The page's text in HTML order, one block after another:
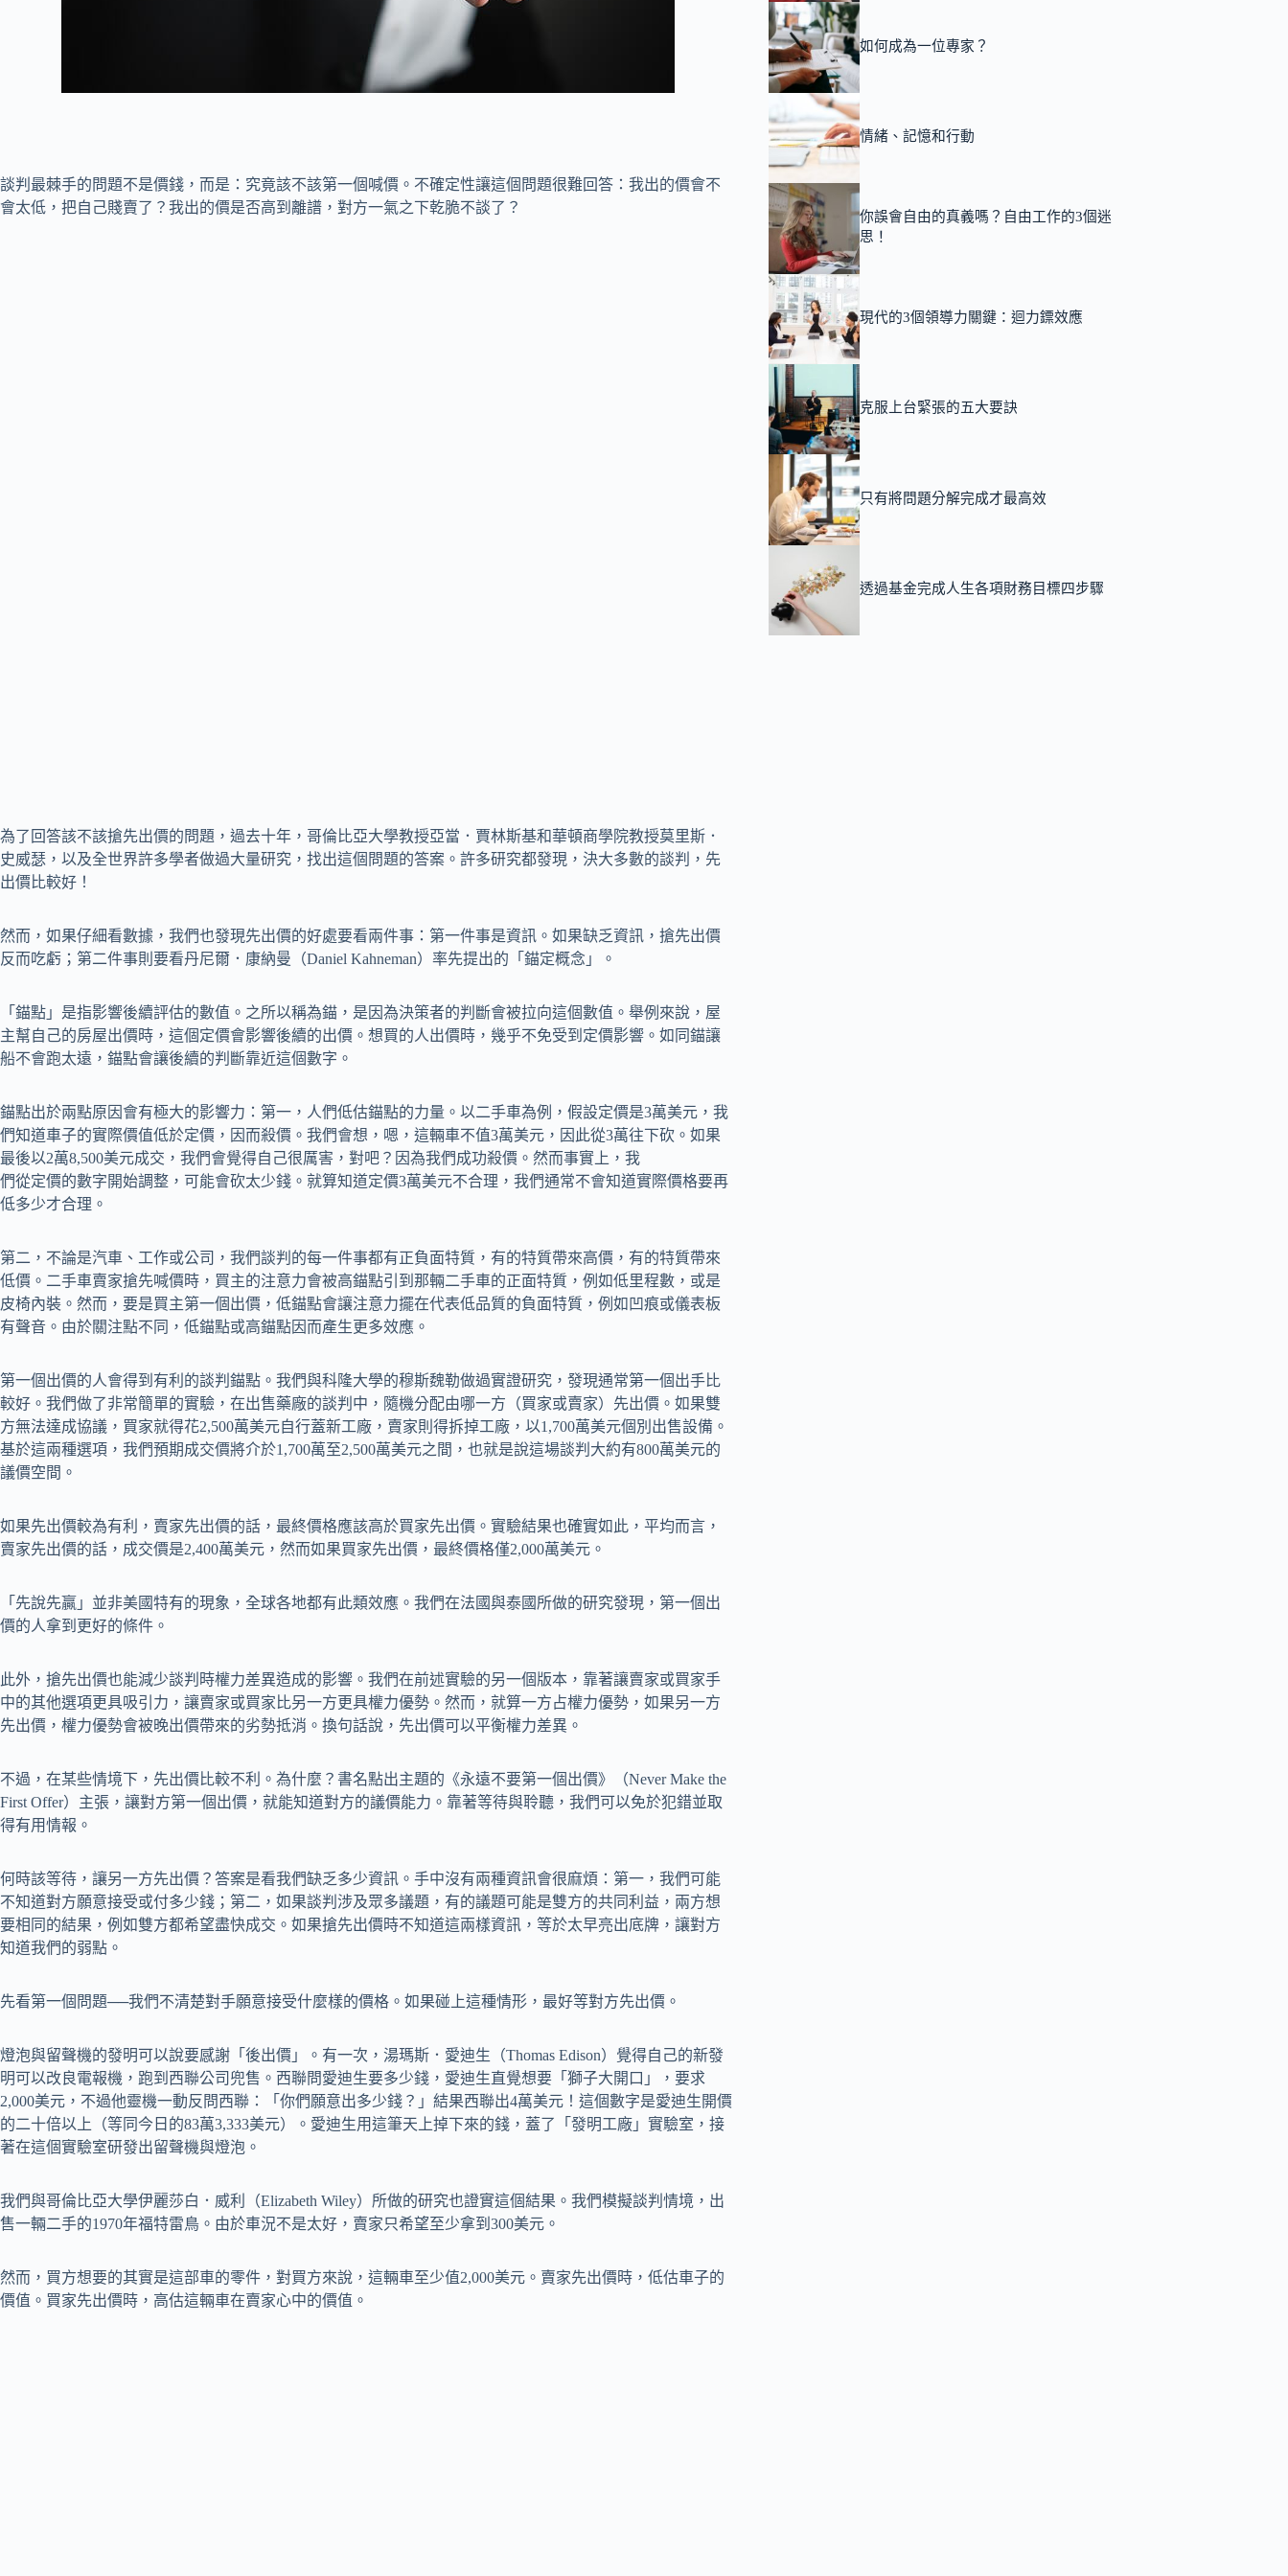
談判最棘手的問題不是價錢，而是：究竟該不該第一個喊價。不確定性讓這個問題很難回答：我出的價會不
會太低，把自己賤賣了？我出的價是否高到離譜，對方一氣之下乾脆不談了？
為了回答該不該搶先出價的問題，過去十年，哥倫比亞大學教授亞當．賈林斯基和華頓商學院教授莫里斯．
史威瑟，以及全世界許多學者做過大量研究，找出這個問題的答案。許多研究都發現，決大多數的談判，先
出價比較好！
然而，如果仔細看數據，我們也發現先出價的好處要看兩件事：第一件事是資訊。如果缺乏資訊，搶先出價
反而吃虧；第二件事則要看丹尼爾．康納曼（Daniel Kahneman）率先提出的「錨定概念」。
「錨點」是指影響後續評估的數值。之所以稱為錨，是因為決策者的判斷會被拉向這個數值。舉例來說，屋
主幫自己的房屋出價時，這個定價會影響後續的出價。想買的人出價時，幾乎不免受到定價影響。如同錨讓
船不會跑太遠，錨點會讓後續的判斷靠近這個數字。
錨點出於兩點原因會有極大的影響力：第一，人們低估錨點的力量。以二手車為例，假設定價是3萬美元，我
們知道車子的實際價值低於定價，因而殺價。我們會想，嗯，這輛車不值3萬美元，因此從3萬往下砍。如果
最後以2萬8,500美元成交，我們會覺得自己很厲害，對吧？因為我們成功殺價。然而事實上，我
們從定價的數字開始調整，可能會砍太少錢。就算知道定價3萬美元不合理，我們通常不會知道實際價格要再
低多少才合理。
第二，不論是汽車、工作或公司，我們談判的每一件事都有正負面特質，有的特質帶來高價，有的特質帶來
低價。二手車賣家搶先喊價時，買主的注意力會被高錨點引到那輛二手車的正面特質，例如低里程數，或是
皮椅內裝。然而，要是買主第一個出價，低錨點會讓注意力擺在代表低品質的負面特質，例如凹痕或儀表板
有聲音。由於關注點不同，低錨點或高錨點因而產生更多效應。
第一個出價的人會得到有利的談判錨點。我們與科隆大學的穆斯魏勒做過實證研究，發現通常第一個出手比
較好。我們做了非常簡單的實驗，在出售藥廠的談判中，隨機分配由哪一方（買家或賣家）先出價。如果雙
方無法達成協議，買家就得花2,500萬美元自行蓋新工廠，賣家則得拆掉工廠，以1,700萬美元個別出售設備。
基於這兩種選項，我們預期成交價將介於1,700萬至2,500萬美元之間，也就是說這場談判大約有800萬美元的
議價空間。
如果先出價較為有利，賣家先出價的話，最終價格應該高於買家先出價。實驗結果也確實如此，平均而言，
賣家先出價的話，成交價是2,400萬美元，然而如果買家先出價，最終價格僅2,000萬美元。
「先說先贏」並非美國特有的現象，全球各地都有此類效應。我們在法國與泰國所做的研究發現，第一個出
價的人拿到更好的條件。
此外，搶先出價也能減少談判時權力差異造成的影響。我們在前述實驗的另一個版本，靠著讓賣家或買家手
中的其他選項更具吸引力，讓賣家或買家比另一方更具權力優勢。然而，就算一方占權力優勢，如果另一方
先出價，權力優勢會被晚出價帶來的劣勢抵消。換句話說，先出價可以平衡權力差異。
不過，在某些情境下，先出價比較不利。為什麼？書名點出主題的《永遠不要第一個出價》（Never Make the
First Offer）主張，讓對方第一個出價，就能知道對方的議價能力。靠著等待與聆聽，我們可以免於犯錯並取
得有用情報。
何時該等待，讓另一方先出價？答案是看我們缺乏多少資訊。手中沒有兩種資訊會很麻煩：第一，我們可能
不知道對方願意接受或付多少錢；第二，如果談判涉及眾多議題，有的議題可能是雙方的共同利益，兩方想
要相同的結果，例如雙方都希望盡快成交。如果搶先出價時不知道這兩樣資訊，等於太早亮出底牌，讓對方
知道我們的弱點。
先看第一個問題──我們不清楚對手願意接受什麼樣的價格。如果碰上這種情形，最好等對方先出價。
燈泡與留聲機的發明可以說要感謝「後出價」。有一次，湯瑪斯．愛迪生（Thomas Edison）覺得自己的新發
明可以改良電報機，跑到西聯公司兜售。西聯問愛迪生要多少錢，愛迪生直覺想要「獅子大開口」，要求
2,000美元，不過他靈機一動反問西聯：「你們願意出多少錢？」結果西聯出4萬美元！這個數字是愛迪生開價
的二十倍以上（等同今日的83萬3,333美元）。愛迪生用這筆天上掉下來的錢，蓋了「發明工廠」實驗室，接
著在這個實驗室研發出留聲機與燈泡。
我們與哥倫比亞大學伊麗莎白．威利（Elizabeth Wiley）所做的研究也證實這個結果。我們模擬談判情境，出
售一輛二手的1970年福特雷鳥。由於車況不是太好，賣家只希望至少拿到300美元。
然而，買方想要的其實是這部車的零件，對買方來說，這輛車至少值2,000美元。賣家先出價時，低估車子的
價值。買家先出價時，高估這輛車在賣家心中的價值。
如何成為一位專家？
情緒、記憶和行動
你誤會自由的真義嗎？自由工作的3個迷
思！
現代的3個領導力關鍵：迴力鏢效應
克服上台緊張的五大要訣
只有將問題分解完成才最高效
透過基金完成人生各項財務目標四步驟